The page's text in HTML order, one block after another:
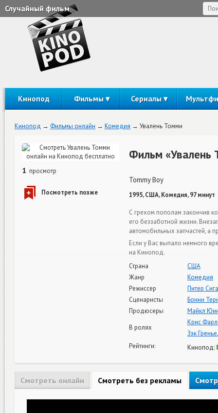
Случайный фильм
Кинопод Фильмы Сериалы
Кинопод Фильмы онлайн Комедия Увалень Томми
1 просмотр
Фильм «Увалень
Tommy Boy
1995, США, Комедия, 97 минут
С грехом пополам закончив
его беззаботной жизни.
автомобильных запчастей, а
Если у Вас выпало немного
на Кинопод.
Страна
США
Жанр
Комедия
Режиссер
Питер
Сценаристы
Бонни
Продюсеры
Майкл
В ролях
Крис
Зэк Гренье
Рейтинги:
Кинопод:
Смотреть онлайн Смотреть без рекламы